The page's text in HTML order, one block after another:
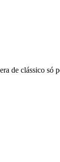
de clássico só